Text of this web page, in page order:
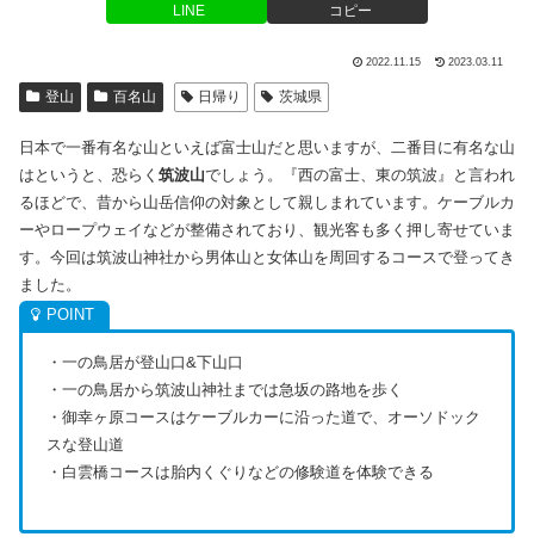
LINE コピー
2022.11.15 2023.03.11
登山 百名山 日帰り 茨城県
日本で一番有名な山といえば富士山だと思いますが、二番目に有名な山
はというと、恐らく 筑波山でしょう。『西の富士、東の筑波』と言われ
るほどで、昔から山岳信仰の対象として親しまれています。ケーブルカ
ーやロープウェイなどが整備されており、観光客も多く押し寄せていま
す。今回は筑波山神社から男体山と女体山を周回するコースで登ってき
ました。
・一の鳥居が登山口&下山口
・一の鳥居から筑波山神社までは急坂の路地を歩く
・御幸ヶ原コースはケーブルカーに沿った道で、オーソドック
スな登山道
・白雲橋コースは胎内くぐりなどの修験道を体験できる